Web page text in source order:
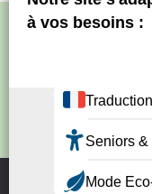
Site créé par
Politique
Nous utilisons des